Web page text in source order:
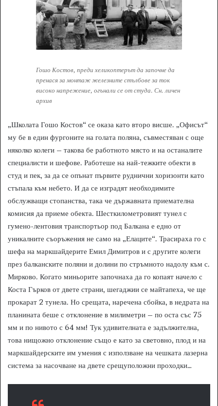
Гошо Костов, преди хеликоптерът да започне да
пренася за монтаж железните стълбове за ток
високо напрежение, огънали се от студа. Сн. личен
архив
„Школата Гошо Костов“ се оказа като второ висше. „Офисът“
му бе в един фургоните на голата поляна, съвместяван с още
няколко колеги – такова бе работното място и на останалите
специалисти и шефове. Работеше на най-тежките обекти в
студ и пек, за да се опънат първите руднични хоризонти като
стъпала към небето. И да се изградят необходимите
обслужващи стопанства, така че държавната приемателна
комисия да приеме обекта. Шесткилометровият тунел с
гумено-лентовия транспортьор под Балкана е едно от
уникалните съоръжения не само на „Елаците“. Трасираха го с
шефа на маркшайдерите Емил Димитров и с другите колеги
през балканските поляни и долини по стръмното надолу към с.
Мирково. Когато миньорите започнаха да го копаят начело с
Коста Гърков от двете страни, шегаджии се майтапеха, че ще
прокарат 2 тунела. Но срещата, наречена сбойка, в недрата на
планината беше с отклонение в милиметри – по оста със 75
мм и по нивото с 64 мм! Тук удивителната е задължителна,
това нищожно отклонение също е като за световно, плод и на
маркшайдерските им умения с използване на чешката лазерна
система за насочване на двете срещуположни проходки…